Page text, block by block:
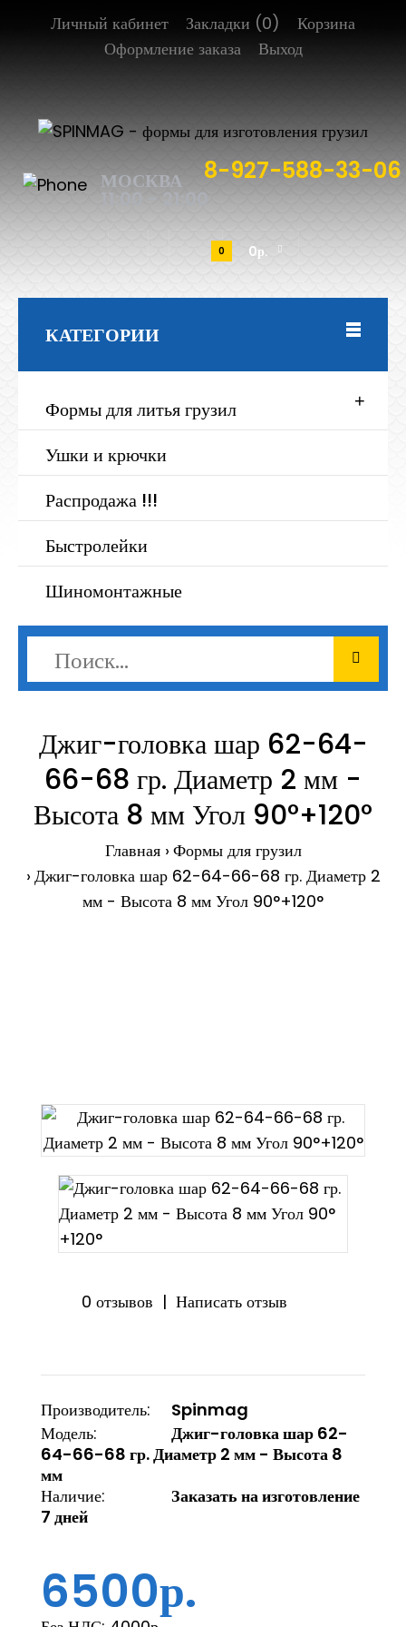
Личный кабинет Закладки (0)
Корзина
Оформление заказа
Выход
МОСКВА
11:00 - 21:00
8-927-588-33-06
0 0р.
КАТЕГОРИИ
Формы для литья грузил
Ушки и крючки
Распродажа !!!
Быстролейки
Шиномонтажные
Джиг-головка шар 62-64-
66-68 гр. Диаметр 2 мм -
Высота 8 мм Угол 90°+120°
Главная Формы для грузил
Джиг-головка шар 62-64-66-68 гр. Диаметр 2
мм - Высота 8 мм Угол 90°+120°
0 отзывов | Написать отзыв
Производитель:
Spinmag
Модель:
Джиг-головка шар 62-
64-66-68 гр. Диаметр 2 мм - Высота 8
мм
Наличие:
Заказать на изготовление
7 дней
6500р.